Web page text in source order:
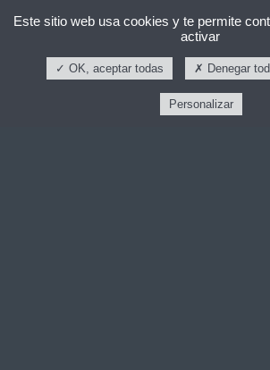
Este sitio web usa cookies y te permite
activar
OK, aceptar todas Denegar
Personalizar